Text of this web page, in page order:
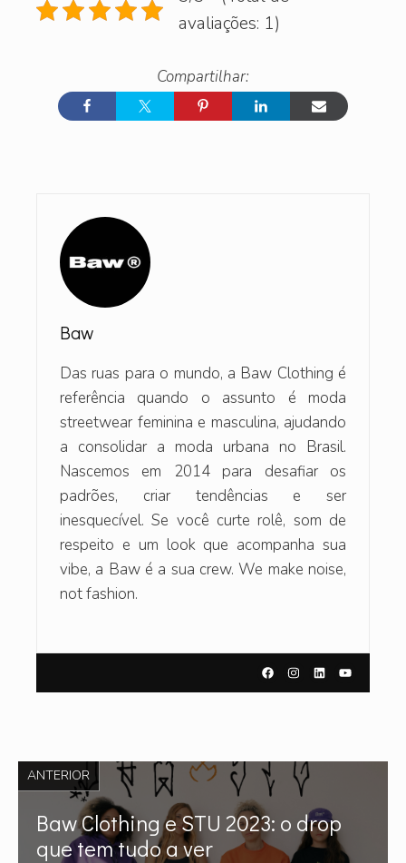
avaliações: 1)
Baw
Das ruas para o mundo, a Baw Clothing é
referência quando o assunto é moda
streetwear feminina e masculina, ajudando
a consolidar a moda urbana no Brasil.
Nascemos em 2014 para desafiar os
padrões, criar tendências e ser
inesquecível. Se você curte rolê, som de
respeito e um look que acompanha sua
vibe, a Baw é a sua crew. We make noise,
not fashion.
ANTERIOR
Baw Clothing e STU 2023: o drop
que tem tudo a ver